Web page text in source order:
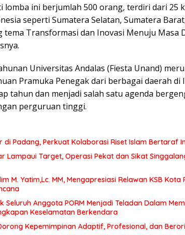
lomba ini berjumlah 500 orang, terdiri dari 25
seperti Sumatera Selatan, Sumatera
tema Transformasi dan Inovasi Menuju Masa
Universitas Andalas (Fiesta Unand)
Pramuka Penegak dari berbagai daerah di
tahun dan menjadi salah satu agenda
perguruan tinggi.
di Padang, Perkuat Kolaborasi Riset Islam Bertaraf
Lampaui Target, Operasi Pekat dan Sikat
M. Yatim,Lc. MM, Mengapresiasi Relawan KSB
Seluruh Anggota PORM Menjadi Teladan Dalam
Keselamatan Berkendara
Kepemimpinan Adaptif, Profesional, dan